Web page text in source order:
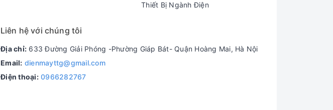
Thiết Bị Ngành Điện
Liên hệ với chúng tôi
Địa chỉ: 633 Đường Giải Phóng -Phường Giáp Bát- Quận Hoàng Mai, Hà Nội
Email: dienmayttg@gmail.com
Điện thoại: 0966282767